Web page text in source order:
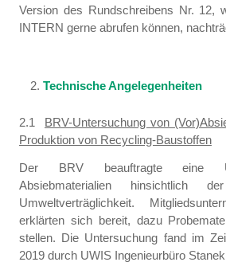
Version des Rundschreibens Nr. 12,
INTERN gerne abrufen können,
Technische Angelegenheiten
2.1 BRV-Untersuchung von
Produktion von Recycling-Baustoffen
Der BRV beauftragte eine
Absiebmaterialien hinsichtlich
Umweltverträglichkeit.
erklärten sich bereit, dazu
stellen. Die Untersuchung fand im
2019 durch UWIS Ingenieurbüro